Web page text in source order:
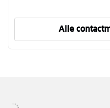
Alle